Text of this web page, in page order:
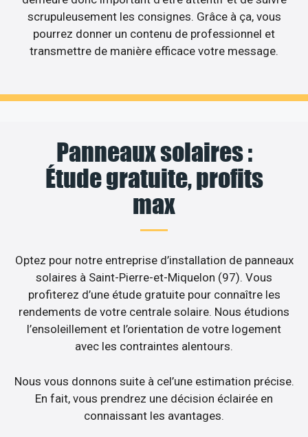
scrupuleusement les consignes. Grâce à ça, vous
pourrez donner un contenu de professionnel et
transmettre de manière efficace votre message.
Panneaux solaires :
Étude gratuite, profits
max
Optez pour notre entreprise d’installation de panneaux
solaires à Saint-Pierre-et-Miquelon (97). Vous
profiterez d’une étude gratuite pour connaître les
rendements de votre centrale solaire. Nous étudions
l’ensoleillement et l’orientation de votre logement
avec les contraintes alentours.
Nous vous donnons suite à cel’une estimation précise.
En fait, vous prendrez une décision éclairée en
connaissant les avantages.